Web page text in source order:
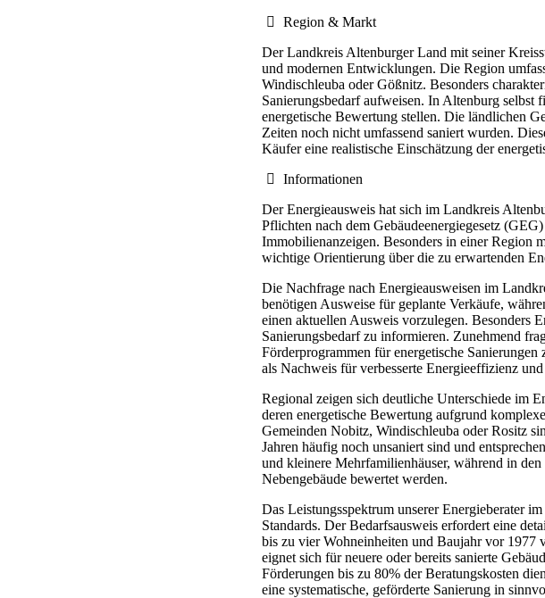
Region & Markt
Der Landkreis Altenburger Land mit seiner
und modernen Entwicklungen. Die Region
Windischleuba oder Gößnitz. Besonders
Sanierungsbedarf aufweisen. In Altenburg selbst
energetische Bewertung stellen. Die ländlichen
Zeiten noch nicht umfassend saniert wurden.
Käufer eine realistische Einschätzung der
Informationen
Der Energieausweis hat sich im Landkreis
Pflichten nach dem Gebäudeenergiegesetz
Immobilienanzeigen. Besonders in einer Region
wichtige Orientierung über die zu erwartenden
Die Nachfrage nach Energieausweisen im
benötigen Ausweise für geplante Verkäufe,
einen aktuellen Ausweis vorzulegen. Besonders
Sanierungsbedarf zu informieren. Zunehmend
Förderprogrammen für energetische
als Nachweis für verbesserte Energieeffizienz
Regional zeigen sich deutliche Unterschiede im
deren energetische Bewertung aufgrund
Gemeinden Nobitz, Windischleuba oder Rositz
Jahren häufig noch unsaniert sind und
und kleinere Mehrfamilienhäuser, während in
Nebengebäude bewertet werden.
Das Leistungsspektrum unserer Energieberater
Standards. Der Bedarfsausweis erfordert eine
bis zu vier Wohneinheiten und Baujahr vor 1977
eignet sich für neuere oder bereits sanierte
Förderungen bis zu 80% der Beratungskosten
eine systematische, geförderte Sanierung in